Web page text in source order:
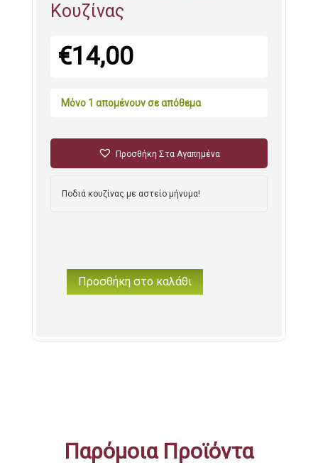
Κουζίνας
€14,00
Μόνο 1 απομένουν σε απόθεμα
Προσθήκη Στα Αγαπημένα
Ποδιά κουζίνας με αστείο μήνυμα!
"ΆσχετοςΠροσθήκη στο καλάθι
Παρόμοια Προϊόντα